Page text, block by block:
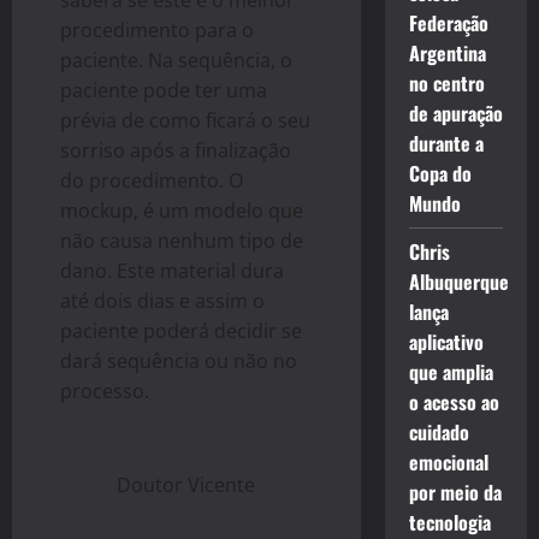
procedimento para o
paciente. Na sequência, o
paciente pode ter uma
prévia de como ficará o seu
sorriso após a finalização
do procedimento. O
mockup, é um modelo que
não causa nenhum tipo de
dano. Este material dura
até dois dias e assim o
paciente poderá decidir se
dará sequência ou não no
processo.
Doutor Vicente
Federação
Argentina
no centro
de apuração
durante a
Copa do
Mundo
Chris
Albuquerque
lança
aplicativo
que amplia
o acesso ao
cuidado
emocional
por meio da
tecnologia